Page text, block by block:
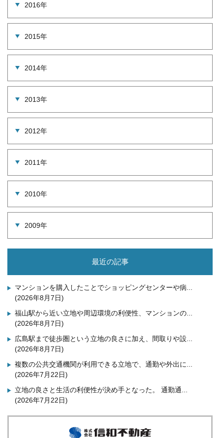
2016年
2015年
2014年
2013年
2012年
2011年
2010年
2009年
最近の記事
マンションを購入したことでショッピングセンターや病...
(2026年8月7日)
福山駅から近い立地や周辺環境の利便性、マンションの...
(2026年8月7日)
広島駅まで徒歩圏という立地の良さに加え、間取りや設...
(2026年8月7日)
複数の公共交通機関が利用できる立地で、通勤や外出に...
(2026年7月22日)
立地の良さと生活の利便性が決め手となった。 通勤通...
(2026年7月22日)